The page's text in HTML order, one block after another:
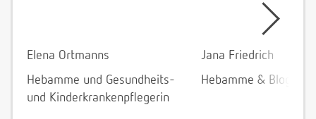
Elena Ortmanns
Hebamme und Gesundheits-
und Kinderkrankenpflegerin
Jana Friedrich
Hebamme &